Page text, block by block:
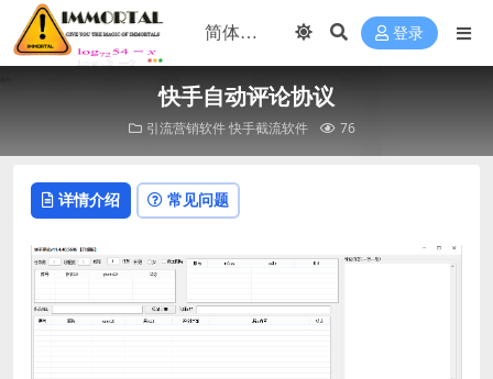
登录
快手自动评论协议
引流营销软件快手截流软件 76
详情介绍 常见问题